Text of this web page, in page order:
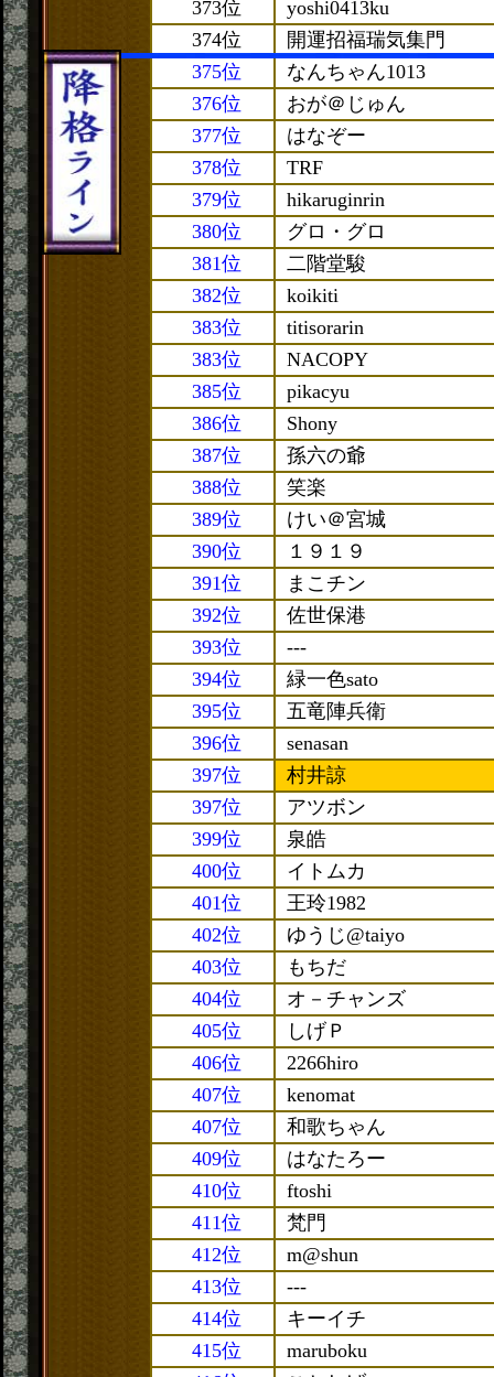
373位
yoshi0413ku
374位
開運招福瑞気集門
375位
なんちゃん1013
376位
おが＠じゅん
377位
はなぞー
378位
TRF
379位
hikaruginrin
380位
グロ・グロ
381位
二階堂駿
382位
koikiti
383位
titisorarin
383位
NACOPY
385位
pikacyu
386位
Shony
387位
孫六の爺
388位
笑楽
389位
けい＠宮城
390位
１９１９
391位
まこチン
392位
佐世保港
393位
---
394位
緑一色sato
395位
五竜陣兵衛
396位
senasan
397位
村井諒
397位
アツボン
399位
泉皓
400位
イトムカ
401位
王玲1982
402位
ゆうじ@taiyo
403位
もちだ
404位
オ－チャンズ
405位
しげＰ
406位
2266hiro
407位
kenomat
407位
和歌ちゃん
409位
はなたろー
410位
ftoshi
411位
梵門
412位
m@shun
413位
---
414位
キーイチ
415位
maruboku